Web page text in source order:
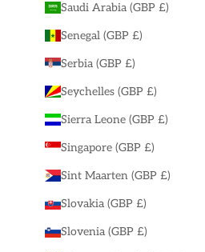
Saudi Arabia (GBP £)
Senegal (GBP £)
Serbia (GBP £)
Seychelles (GBP £)
Sierra Leone (GBP £)
Singapore (GBP £)
Sint Maarten (GBP £)
Slovakia (GBP £)
Slovenia (GBP £)